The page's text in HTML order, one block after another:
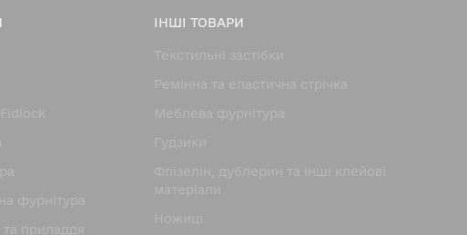
фурнітура
та приладдя
ІНШІ ТОВАРИ
Текстильні застібки
Ремінна та еластична стрічка
Меблева фурнітура
Гудзики
Флізелін, дублерин та інші клейові
матеріали
Ножицi